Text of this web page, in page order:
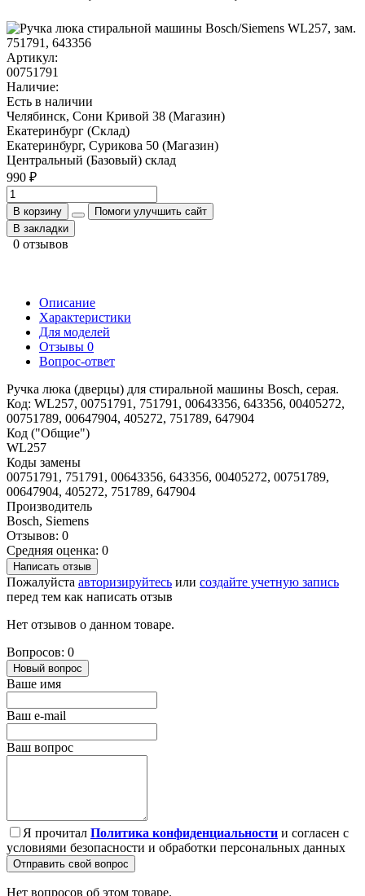
Артикул:
00751791
Наличие:
Есть в наличии
Челябинск, Сони Кривой 38 (Магазин)
Екатеринбург (Склад)
Екатеринбург, Сурикова 50 (Магазин)
Центральный (Базовый) склад
990 ₽
В корзину
Помоги улучшить сайт
В закладки
0 отзывов
Описание
Характеристики
Для моделей
Отзывы 0
Вопрос-ответ
Ручка люка (дверцы) для стиральной машины Bosch, серая.
Код: WL257, 00751791, 751791, 00643356, 643356, 00405272,
00751789, 00647904, 405272, 751789, 647904
Код ("Общие")
WL257
Коды замены
00751791, 751791, 00643356, 643356, 00405272, 00751789,
00647904, 405272, 751789, 647904
Производитель
Bosch, Siemens
Отзывов: 0
Средняя оценка: 0
Написать отзыв
Пожалуйста авторизируйтесь или создайте учетную запись
перед тем как написать отзыв
Нет отзывов о данном товаре.
Вопросов: 0
Новый вопрос
Ваше имя
Ваш e-mail
Ваш вопрос
Я прочитал Политика конфиденциальности и согласен с
условиями безопасности и обработки персональных данных
Отправить свой вопрос
Нет вопросов об этом товаре.